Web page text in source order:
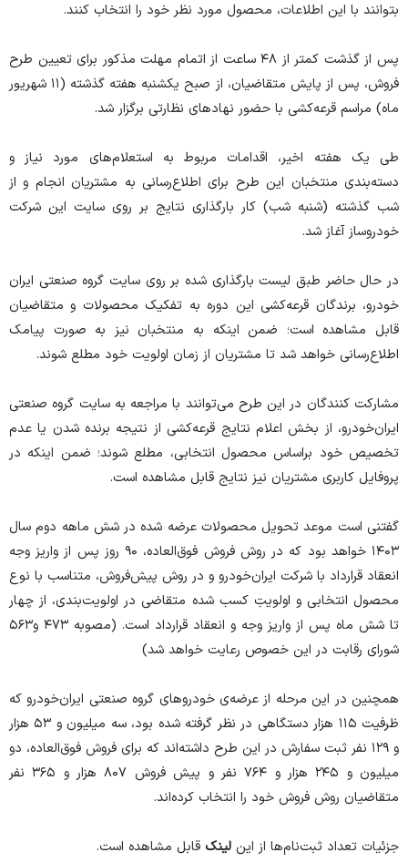
بتوانند با این اطلاعات، محصول مورد نظر خود را انتخاب کنند.
پس از گذشت کمتر از ۴۸ ساعت از اتمام مهلت مذکور برای تعیین طرح
فروش، پس از پایش متقاضیان، از صبح یکشنبه هفته گذشته (۱۱ شهریور
ماه) مراسم قرعه‌کشی با حضور نهاد‌های نظارتی برگزار شد.
طی یک هفته اخیر، اقدامات مربوط به استعلام‌های مورد نیاز و
دسته‌بندی منتخبان این طرح برای اطلاع‌رسانی به مشتریان انجام و از
شب گذشته (شنبه شب) کار بارگذاری نتایج بر روی سایت این شرکت
خودروساز آغاز شد.
در حال حاضر طبق لیست بارگذاری شده بر روی سایت گروه صنعتی ایران
خودرو، برندگان قرعه‌کشی این دوره به تفکیک محصولات و متقاضیان
قابل مشاهده است؛ ضمن اینکه به منتخبان نیز به صورت پیامک
اطلاع‌رسانی خواهد شد تا مشتریان از زمان اولویت خود مطلع شوند.
مشارکت کنندگان در این طرح می‌توانند با مراجعه به سایت گروه صنعتی
ایران‌خودرو، از بخش اعلام نتایج قرعه‌کشی از نتیجه برنده شدن یا عدم
تخصیص خود براساس محصول انتخابی، مطلع شوند؛ ضمن اینکه در
پروفایل کاربری مشتریان نیز نتایج قابل مشاهده است.
گفتنی است موعد تحویل محصولات عرضه شده در شش ماهه دوم سال
۱۴۰۳ خواهد بود که در روش فروش فوق‌العاده، ۹۰ روز پس از واریز وجه
انعقاد قرارداد با شرکت ایران‌خودرو و در روش پیش‌فروش، متناسب با نوع
محصول انتخابی و اولویتِ کسب شده متقاضی در اولویت‌بندی، از چهار
تا شش ماه پس از واریز وجه و انعقاد قرارداد است. (مصوبه ۴۷۳ و۵۶۳
شورای رقابت در این خصوص رعایت خواهد شد)
همچنین در این مرحله از عرضه‌ی خودرو‌های گروه صنعتی ایران‌خودرو که
ظرفیت ١١۵ هزار دستگاهی در نظر گرفته شده بود، سه میلیون و ۵۳ هزار
و ۱۲۹ نفر ثبت سفارش در این طرح داشته‌اند که برای فروش فوق‌العاده، دو
میلیون و ۲۴۵ هزار و ۷۶۴ نفر و پیش فروش ۸۰۷ هزار و ۳۶۵ نفر
متقاضیان روش فروش خود را انتخاب کرده‌اند.
جزئیات تعداد ثبت‌نام‌ها از این لینک قابل مشاهده است.